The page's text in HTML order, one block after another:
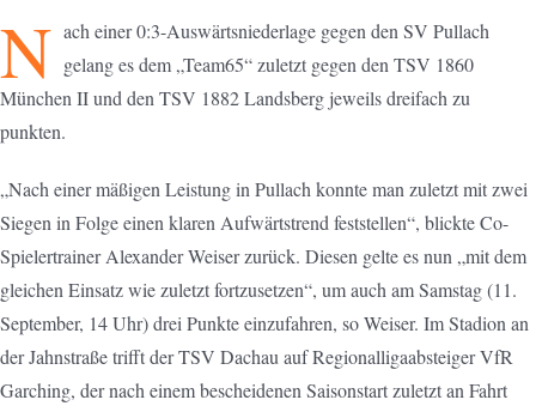
N ach einer 0:3-Auswärtsniederlage gegen den SV Pullach
gelang es dem „Team65“ zuletzt gegen den TSV 1860
München II und den TSV 1882 Landsberg jeweils dreifach zu
punkten.
„Nach einer mäßigen Leistung in Pullach konnte man zuletzt mit zwei
Siegen in Folge einen klaren Aufwärtstrend feststellen“, blickte Co-
Spielertrainer Alexander Weiser zurück. Diesen gelte es nun „mit dem
gleichen Einsatz wie zuletzt fortzusetzen“, um auch am Samstag (11.
September, 14 Uhr) drei Punkte einzufahren, so Weiser. Im Stadion an
der Jahnstraße trifft der TSV Dachau auf Regionalligaabsteiger VfR
Garching, der nach einem bescheidenen Saisonstart zuletzt an Fahrt